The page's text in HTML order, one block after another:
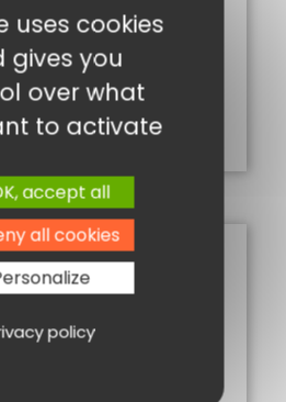
VIOLETTE
4,50€
au panier
uses cookies
gives you
over what
to activate
accept all
all cookies
policy